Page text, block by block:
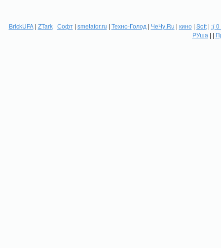
BrickUFA| ZTark| Софт| smetafor.ru | Техно-Голод | ЧеЧу.Ru | кино| Soft| :(
РУша | |